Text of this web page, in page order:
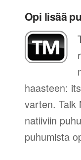
Opi lisää
haasteen:
varten. Talk
natiiviin
puhumista